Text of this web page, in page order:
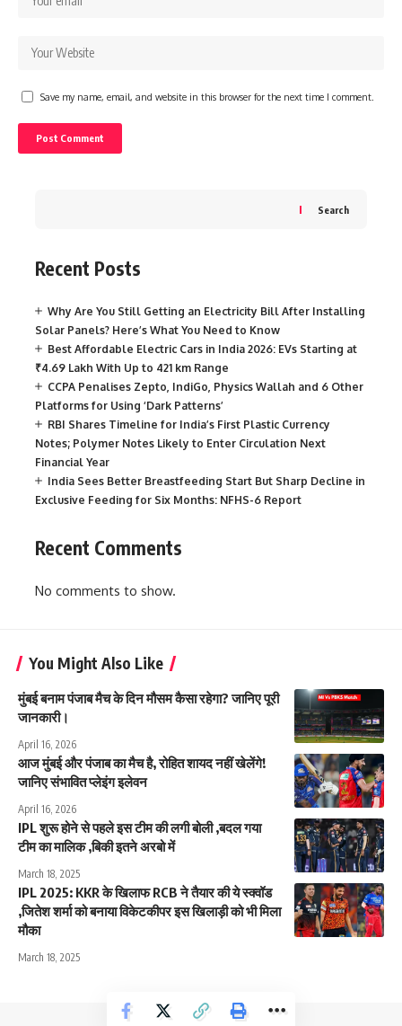
Save my name, email, and website in this browser for the next time I comment.
Search
Recent Posts
Why Are You Still Getting an Electricity Bill After Installing
Solar Panels? Here’s What You Need to Know
Best Affordable Electric Cars in India 2026: EVs Starting at
₹4.69 Lakh With Up to 421 km Range
CCPA Penalises Zepto, IndiGo, Physics Wallah and 6 Other
Platforms for Using ‘Dark Patterns’
RBI Shares Timeline for India’s First Plastic Currency
Notes; Polymer Notes Likely to Enter Circulation Next
Financial Year
India Sees Better Breastfeeding Start But Sharp Decline in
Exclusive Feeding for Six Months: NFHS-6 Report
Recent Comments
No comments to show.
You Might Also Like
मुंबई बनाम पंजाब मैच के दिन मौसम कैसा रहेगा? जानिए पूरी
जानकारी।
April 16, 2026
आज मुंबई और पंजाब का मैच है, रोहित शायद नहीं खेलेंगे!
जानिए संभावित प्लेइंग इलेवन
April 16, 2026
IPL शुरू होने से पहले इस टीम की लगी बोली ,बदल गया
टीम का मालिक ,बिकी इतने अरबो में
March 18, 2025
IPL 2025: KKR के खिलाफ RCB ने तैयार की ये स्क्वॉड
,जितेश शर्मा को बनाया विकेटकीपर इस खिलाड़ी को भी मिला
मौका
March 18, 2025